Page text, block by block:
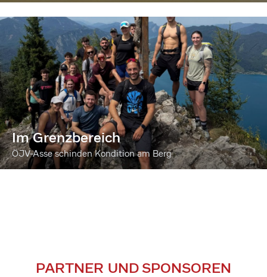
Im Grenzbereich
ÖJV-Asse schinden Kondition am Berg
PARTNER UND SPONSOREN